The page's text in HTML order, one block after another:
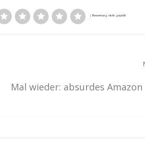
Mal wieder: absurdes